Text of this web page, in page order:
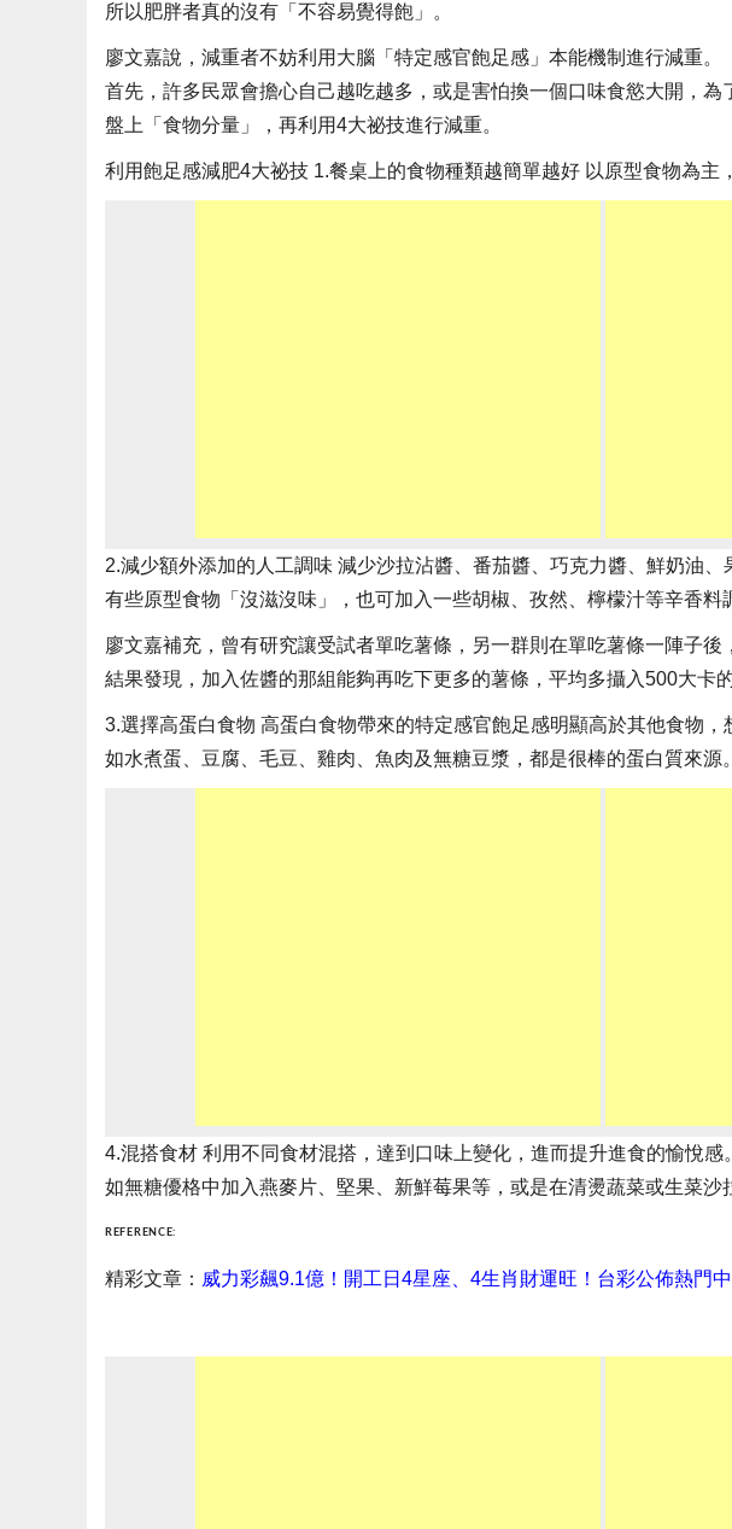
所以肥胖者真的沒有「不容易覺得飽」。
廖文嘉說，減重者不妨利用大腦「特定感官飽足感­」本能機制進行減重。
首先，許多民眾會擔心自己越吃越多，或是害怕換一個口味食慾大開，
盤上「食物分量」，再利用4大祕技進行減重。
利用飽足感減肥4大祕技 1.餐桌上的食物種類越簡單越好 以原型食物為主
2.減少額外添加的人工調味 減少沙拉沾醬、番茄醬、巧克力醬、鮮奶油、
有些原型食物「沒滋沒味」，也可加入一些胡椒、孜然、檸檬汁等辛香料
廖文嘉補充，曾有研究讓受試者單吃薯條，另一群則在單吃薯條一陣子後
結果發現，加入佐醬的那組能夠再吃下更多的薯條，平均多攝入500大卡
3.選擇高蛋白食物 高蛋白食物帶來的特定感官飽足感明顯高於其他食物，
如水煮蛋、豆腐、毛豆、雞肉、魚肉及無糖豆漿，都是很棒的蛋白質來源。
4.混搭食材 利用不同食材混搭，達到口味上變化，進而提升進食的愉悅感。
如無糖優格中加入燕麥片、堅果、新鮮莓果等，或是在清燙蔬菜或生菜沙
REFERENCE:
精彩文章： 威力彩飆9.1億！開工日4星座、4生肖財運旺！台彩公佈熱門中